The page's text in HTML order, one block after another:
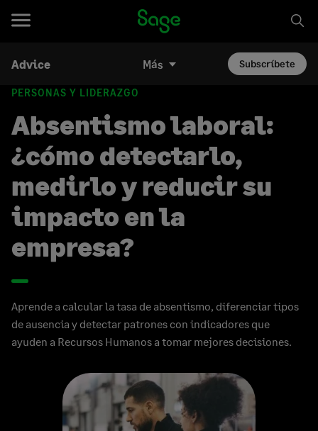
Advice Más Subscríbete
PERSONAS Y LIDERAZGO
Absentismo laboral:
¿cómo detectarlo,
medirlo y reducir su
impacto en la
empresa?
Aprende a calcular la tasa de absentismo, diferenciar tipos
de ausencia y detectar patrones con indicadores que
ayuden a Recursos Humanos a tomar mejores decisiones.